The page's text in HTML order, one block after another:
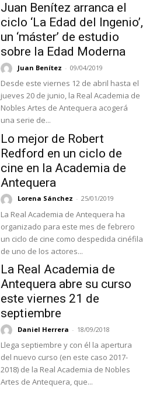
Juan Benítez arranca el
ciclo ‘La Edad del Ingenio’,
un ‘máster’ de estudio
sobre la Edad Moderna
Juan Benítez - 09/04/2019
Desde este viernes 12 de abril hasta el
jueves 20 de junio, la Real Academia de
Nobles Artes de Antequera acogerá
una serie de...
Lo mejor de Robert
Redford en un ciclo de
cine en la Academia de
Antequera
Lorena Sánchez - 25/01/2019
La Real Academia de Antequera ha
organizado para este mes de febrero
un ciclo de cine como despedida cinéfila
de uno de los actores...
La Real Academia de
Antequera abre su curso
este viernes 21 de
septiembre
Daniel Herrera - 18/09/2018
Llega septiembre y con él la apertura
del nuevo curso (en este caso 2017-
2018) de la Real Academia de Nobles
Artes de Antequera, que...